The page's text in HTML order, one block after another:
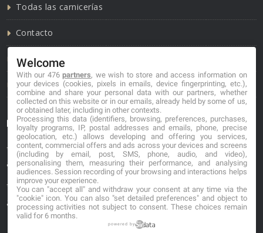
Todas las carnicerías
Contacto
Política de cookies
Política de privacidad
Información de contacto
*No se garantiza que los datos mostrados estén
actualizados.
** Los precios mostrados son estimaciones y no se
garantiza su veracidad.
Welcome
With our 476partners, we wish to store and access information on
your devices (cookies, pixels in emails, device fingerprinting, etc.),
combine and share your personal data with our partners, whether
collected on this website or in our emails, already held by some of us,
or obtained later, including in other contexts.
Processing this data (identifiers, browsing, preferences, purchases,
loyalty programs, IP, postal addresses and emails, phone, precise
geolocation, etc.) allows developing and offering you services,
content, commercial offers and ads across your devices and screens
(including by email, post, SMS, phone, audio, and video),
personalising them, measuring their performance, and analysing
audiences. Session recording of your browsing and interactions helps
improve your experience.
You can "accept all" and withdraw your consent at any time via the
"cookie" icon. You can also "set detailed preferences" and object to
processing activities not subject to consent. These choices remain
valid for 6 months.
powered by